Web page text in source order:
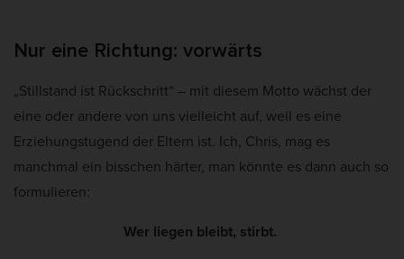
e
u
a
i
Nur eine Richtung: vorwärts
„Stillstand ist Rückschritt“ – mit diesem Motto wächst der
eine oder andere von uns vielleicht auf, weil es eine
Erziehungstugend der Eltern ist. Ich, Chris, mag es
manchmal ein bisschen härter, man könnte es dann auch so
formulieren:
Wer liegen bleibt, stirbt.
Marketing (5)
um personalisierte Werbung anzuzeigen. Sie tun dies, indem sie Besucher
Cookie-Informationen anzeigen
Externe Medien (2)
Inhalte von Videoplattformen und Social-Media-Plattformen werden
werden, bedarf der Zugriff auf diese Inhalte keiner manuellen Einwilligung